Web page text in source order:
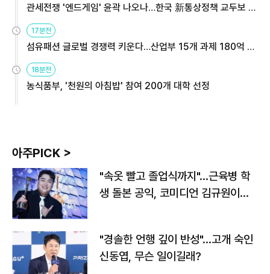
관세전쟁 '엔드게임' 윤곽 나오나…한국 新통상정책 교두보 활
17분전
섬유패션 글로벌 경쟁력 키운다…산업부 15개 과제 180억 지
18분전
농식품부, '천원의 아침밥' 참여 200개 대학 선정
아주PICK >
"속옷 빨고 졸업식까지"…근육병 학
생 돌본 공익, 코미디언 김규원이었
"경솔한 언행 깊이 반성"…고개 숙인
신동엽, 무슨 일이길래?